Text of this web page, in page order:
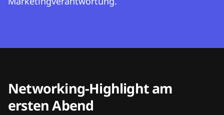
Networking-Highlight am
ersten Abend